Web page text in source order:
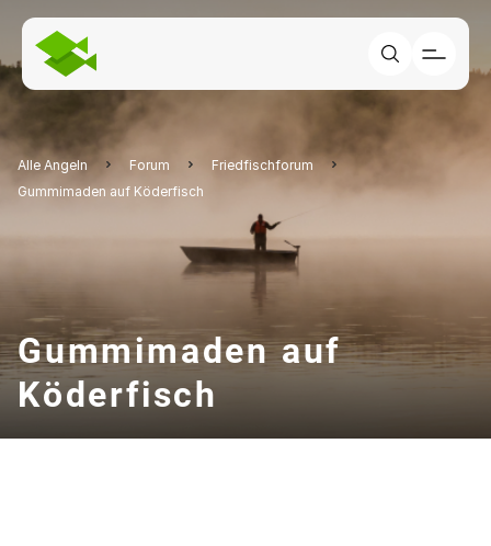
Alle Angeln Forum
Friedfischforum
Gummimaden auf Köderfisch
Gummimaden auf
Köderfisch